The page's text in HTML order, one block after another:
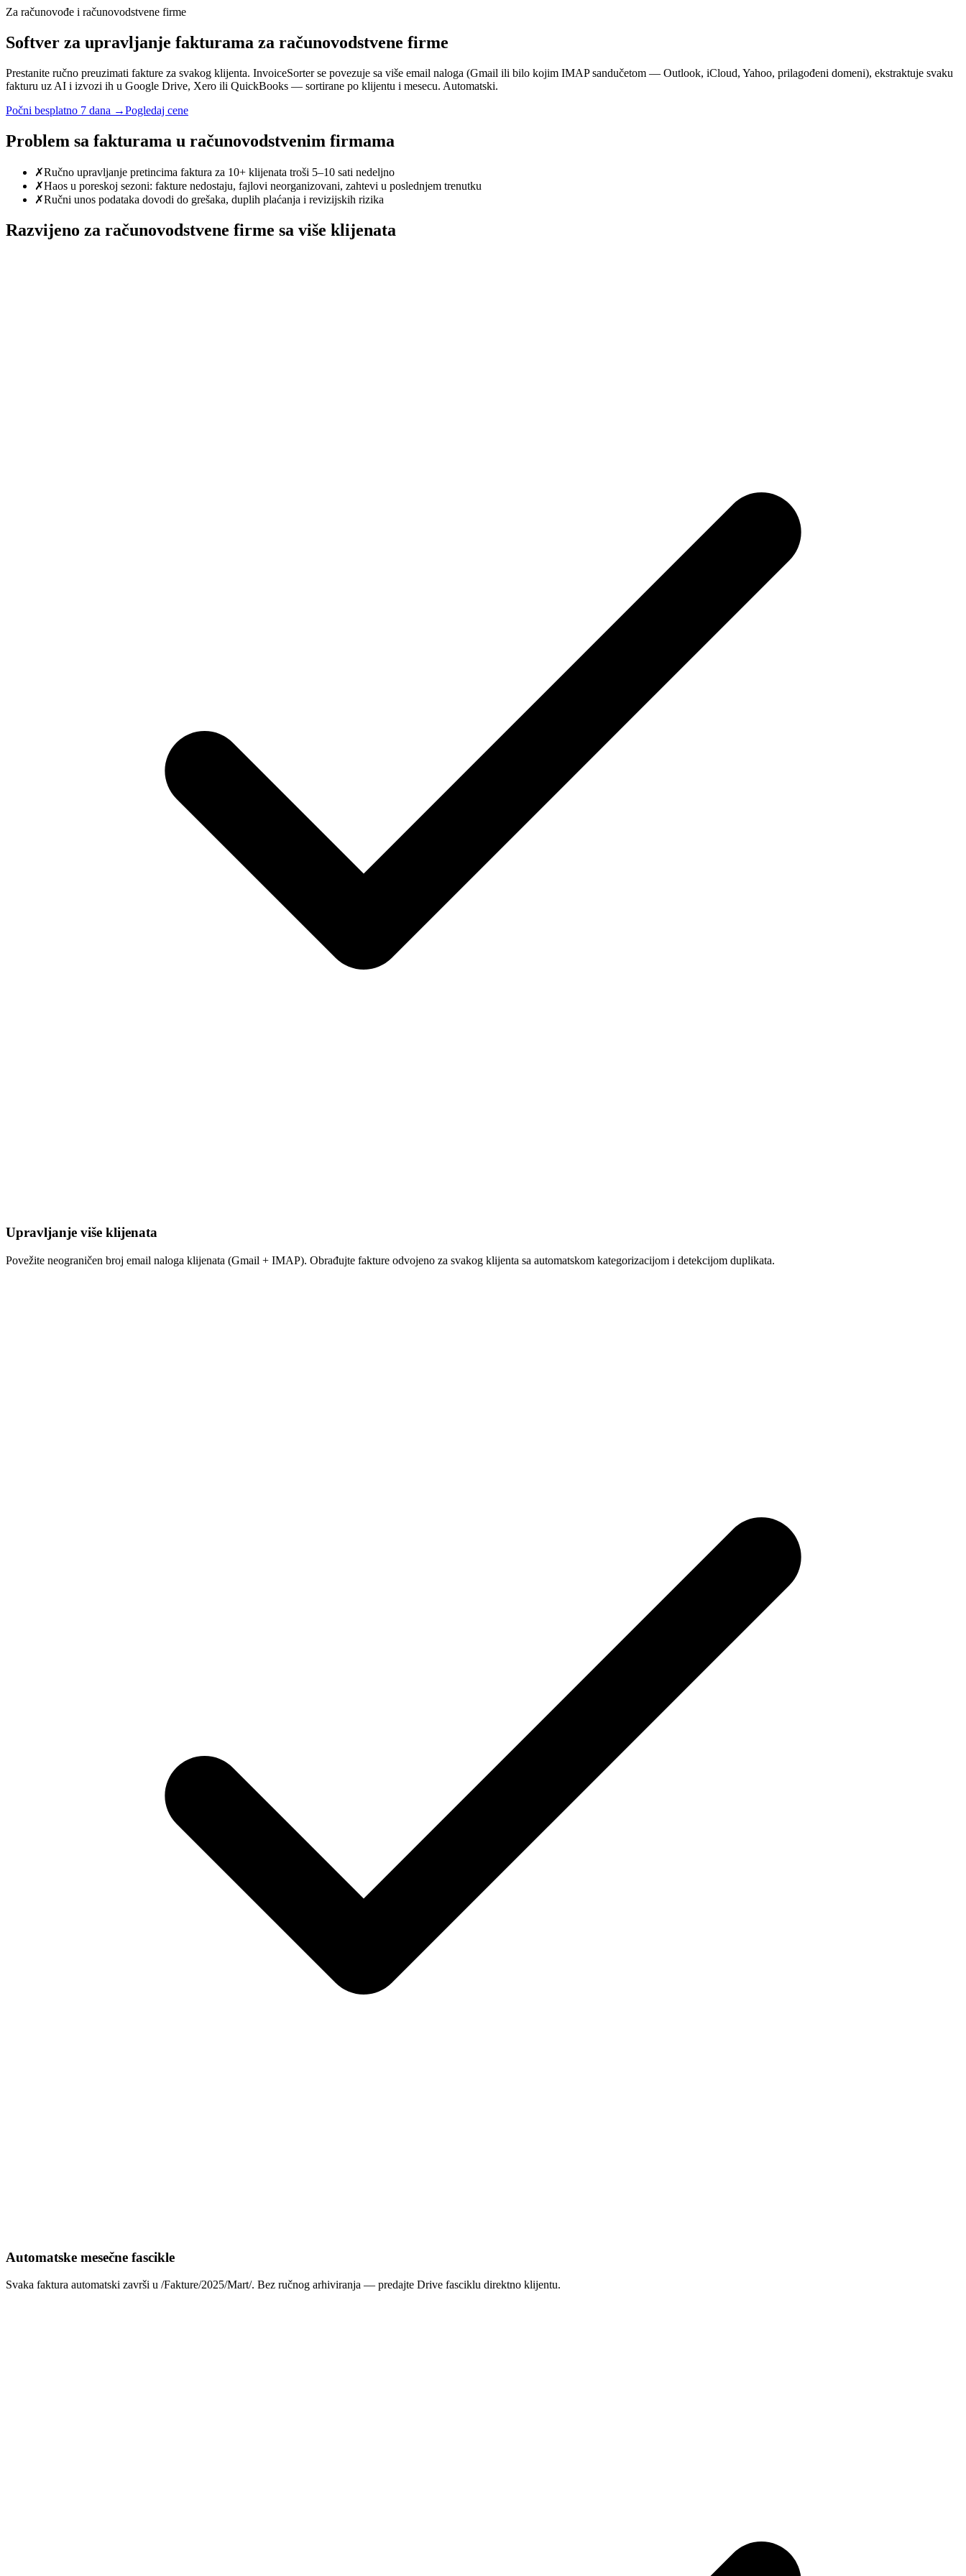
Za računovođe i računovodstvene firme
Softver za upravljanje fakturama za računovodstvene firme
Prestanite ručno preuzimati fakture za svakog klijenta. InvoiceSorter se povezuje sa više email naloga (Gmail ili bilo kojim IMAP sandučetom — Outlook, iCloud, Yahoo, prilagođeni domeni), ekstraktuje svaku
fakturu uz AI i izvozi ih u Google Drive, Xero ili QuickBooks — sortirane po klijentu i mesecu. Automatski.
Počni besplatno 7 dana →Pogledaj cene
Problem sa fakturama u računovodstvenim firmama
✗Ručno upravljanje pretincima faktura za 10+ klijenata troši 5–10 sati nedeljno
✗Haos u poreskoj sezoni: fakture nedostaju, fajlovi neorganizovani, zahtevi u poslednjem trenutku
✗Ručni unos podataka dovodi do grešaka, duplih plaćanja i revizijskih rizika
Razvijeno za računovodstvene firme sa više klijenata
Upravljanje više klijenata
Povežite neograničen broj email naloga klijenata (Gmail + IMAP). Obrađujte fakture odvojeno za svakog klijenta sa automatskom kategorizacijom i detekcijom duplikata.
Automatske mesečne fascikle
Svaka faktura automatski završi u /Fakture/2025/Mart/. Bez ručnog arhiviranja — predajte Drive fasciklu direktno klijentu.